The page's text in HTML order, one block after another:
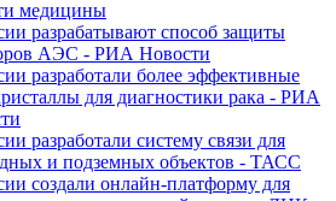
медицины
разрабатывают способ защиты
АЭС - РИА Новости
разработали более эффективные
для диагностики рака - РИА
разработали систему связи для
и подземных объектов - ТАСС
создали онлайн-платформу для